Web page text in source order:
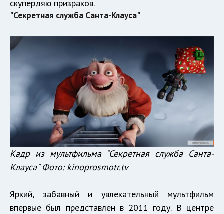
скупердяю призраков.
"Секретная служба Санта-Клауса"
Кадр из мультфильма "Секретная служба Санта-
Клауса" Фото:kinoprosmotr.tv
Яркий, забавный и увлекательный мультфильм
впервые был представлен в 2011 году. В центре